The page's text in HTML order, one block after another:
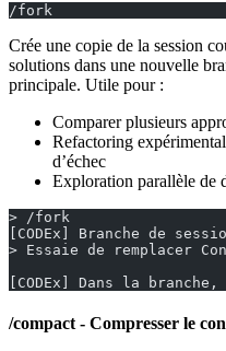
/fork
Crée une copie de la session
solutions dans une nouvelle
principale. Utile pour :
Comparer plusieurs
Refactoring
d’échec
Exploration parallèle de
> /fork
[CODEx] Branche de
> Essaie de remplacer
[CODEx] Dans la
/compact - Compresser le